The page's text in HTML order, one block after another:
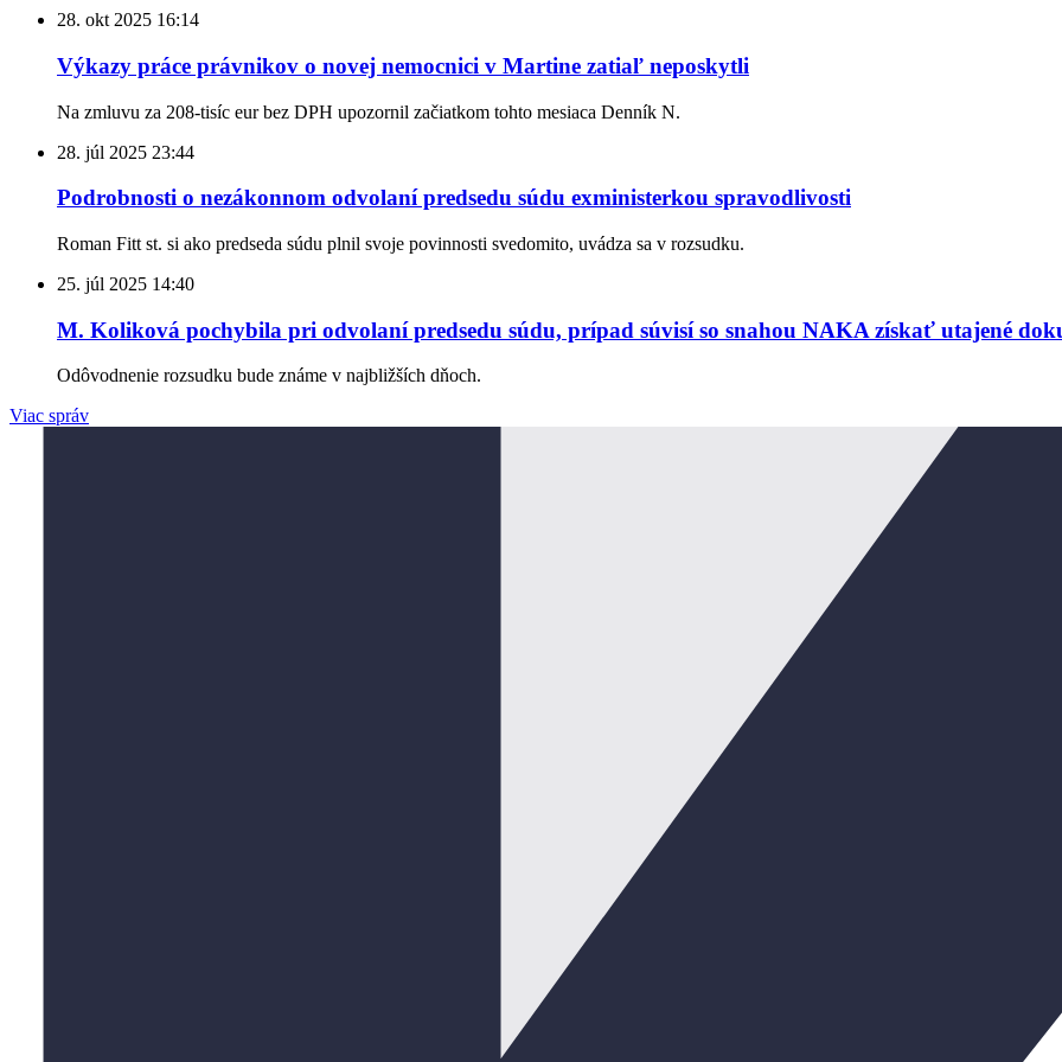
28. okt 2025 16:14
Výkazy práce právnikov o novej nemocnici v Martine zatiaľ neposkytli
Na zmluvu za 208-tisíc eur bez DPH upozornil začiatkom tohto mesiaca Denník N.
28. júl 2025 23:44
Podrobnosti o nezákonnom odvolaní predsedu súdu exministerkou spravodlivosti
Roman Fitt st. si ako predseda súdu plnil svoje povinnosti svedomito, uvádza sa v rozsudku.
25. júl 2025 14:40
M. Koliková pochybila pri odvolaní predsedu súdu, prípad súvisí so snahou NAKA získať utajené
Odôvodnenie rozsudku bude známe v najbližších dňoch.
Viac správ